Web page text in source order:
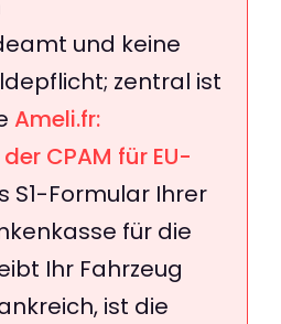
und keine
zentral ist
Ameli.fr:
CPAM für EU-
S1-Formular Ihrer
für die
Ihr Fahrzeug
ist die